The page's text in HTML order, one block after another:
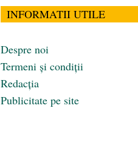
INFORMATII UTILE
Despre noi
Termeni și condiții
Redacția
Publicitate pe site